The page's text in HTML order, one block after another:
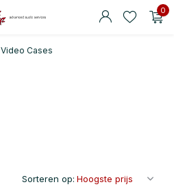
0
Video Cases
Sorteren op: